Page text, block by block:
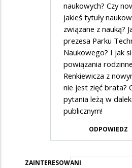
naukowych? Czy
jakieś tytuły
związane z nauką?
prezesa Parku
Naukowego? I jak
powiązania
Renkiewicza z
nie jest zięć brata?
pytania leżą w
publicznym!
ODPOWIEDZ
ZAINTERESOWANI